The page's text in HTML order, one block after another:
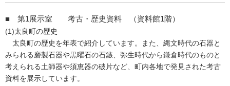
■ 第1展示室 考古・歴史資料 （資料館1階）
(1)太良町の歴史
太良町の歴史を年表で紹介しています。また、縄文時代の石器と
みられる磨製石器や黒曜石の石鏃、弥生時代から鎌倉時代のものと
考えられる土師器や須恵器の破片など、町内各地で発見された考古
資料を展示しています。